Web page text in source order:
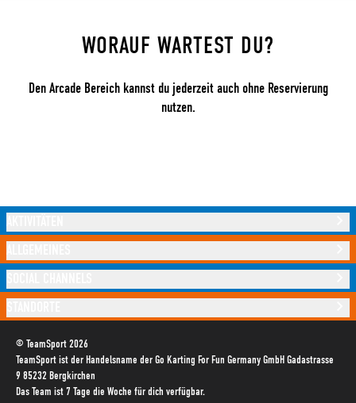
WORAUF WARTEST DU?
Den Arcade Bereich kannst du jederzeit auch ohne Reservierung
nutzen.
© TeamSport 2026
TeamSport ist der Handelsname der Go Karting For Fun Germany GmbH Gadastrasse
9 85232 Bergkirchen
Das Team ist 7 Tage die Woche für dich verfügbar.